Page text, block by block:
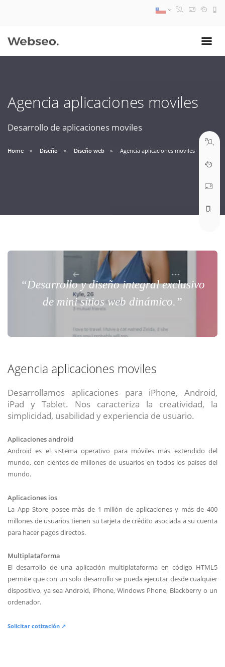
Agencia aplicaciones moviles
Desarrollo de aplicaciones moviles
Home Diseño Diseño web Agencia aplicaciones moviles
“Desarrollo y diseño integral exclusivo
de mini sitios web dinámico.”
Agencia aplicaciones moviles
Desarrollamos aplicaciones para iPhone, Android,
iPad y Tablet. Nos caracteriza la creatividad, la
simplicidad, usabilidad y experiencia de usuario.
Aplicaciones android
Android es el sistema operativo para móviles más extendido del
mundo, con cientos de millones de usuarios en todos los países del
mundo.
Aplicaciones ios
La App Store posee más de 1 millón de aplicaciones y más de 400
millones de usuarios tienen su tarjeta de crédito asociada a su cuenta
para hacer pagos directos.
Multiplataforma
El desarrollo de una aplicación multiplataforma en código HTML5
permite que con un solo desarrollo se pueda ejecutar desde cualquier
dispositivo, ya sea Android, iPhone, Windows Phone, Blackberry o un
ordenador.
Solicitar cotización ↗
09:30 AM A 18:30 PM
soporte@webseo.cl